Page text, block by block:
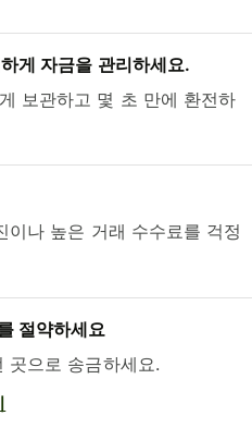
게 자금을 관리하세요.
보관하고 몇 초 만에 환전하
이나 높은 거래 수수료를 걱정
절약하세요
곳으로 송금하세요.